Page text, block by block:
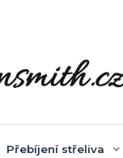
Přebíjení střeliva